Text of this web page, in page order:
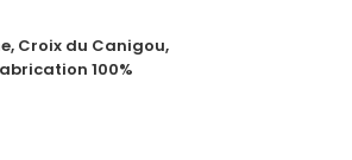
Croix du Canigou,
100%